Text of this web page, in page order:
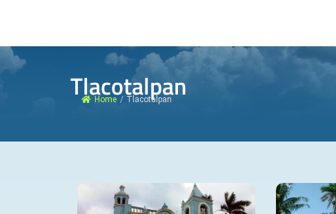
Tlacotalpan
Home / Tlacotalpan